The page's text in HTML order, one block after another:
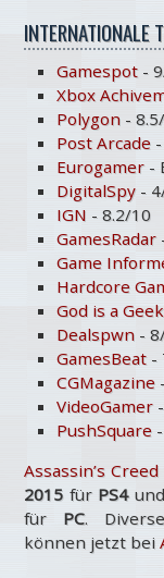
INTERNATIONALE
Gamespot -
Xbox
Polygon -
Post Arcade
Eurogamer -
DigitalSpy -
IGN - 8.2/10
GamesRadar
Game
Hardcore
God is a Geek
Dealspwn -
GamesBeat-
CGMagazine
VideoGamer
PushSquare
Assassin’s
2015für PS4und
für PC.
können jetzt bei